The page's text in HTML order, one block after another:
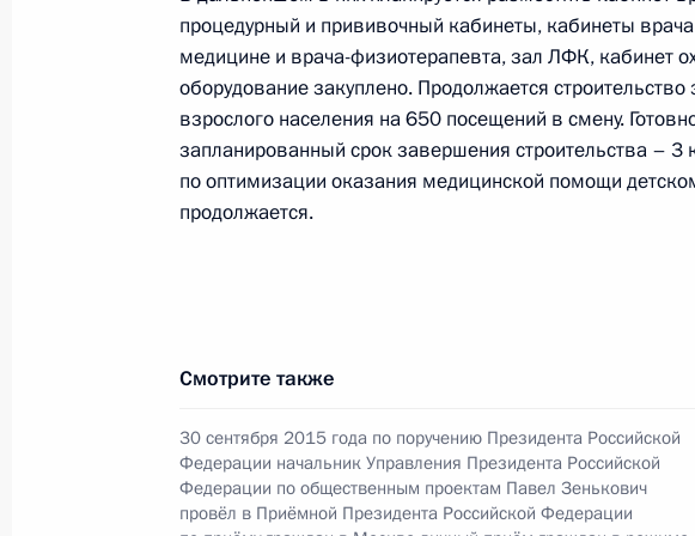
Федерации по государственным наградам
Президента Российской Федерации по приёму
2018 года
1 февраля 2021 года, 20:50
федеральному округу Дмитрий Сокоушин провёл в
29 января 2021 года, 17:17
процедурный и прививочный кабинеты, кабинеты
медицине и врача-физиотерапевта, зал ЛФК, кабинет
оборудование закуплено. Продолжается
взрослого населения на 650 посещений в смену.
запланированный срок завершения строительства – 3
по оптимизации оказания медицинской помощи
продолжается.
Смотрите также
30 сентября 2015 года по поручению Президента Российской
Федерации начальник Управления Президента Российской
Федерации по общественным проектам Павел Зенькович
провёл в Приёмной Президента Российской Федерации